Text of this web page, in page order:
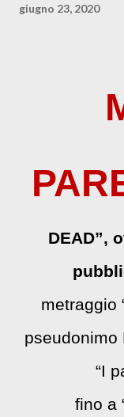
giugno 23, 2020
DEAD”,
metraggio
pseudonimo
“I
fino a